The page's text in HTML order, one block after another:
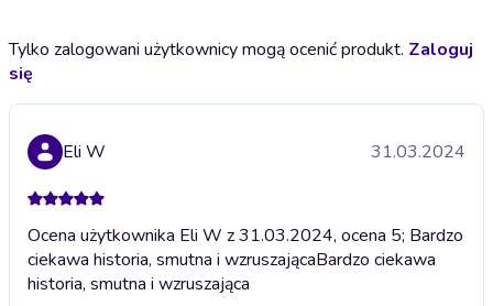
Tylko zalogowani użytkownicy mogą ocenić produkt. Zaloguj
się
Eli W 31.03.2024
Ocena użytkownika Eli W z 31.03.2024, ocena 5; Bardzo
ciekawa historia, smutna i wzruszającaBardzo ciekawa
historia, smutna i wzruszająca